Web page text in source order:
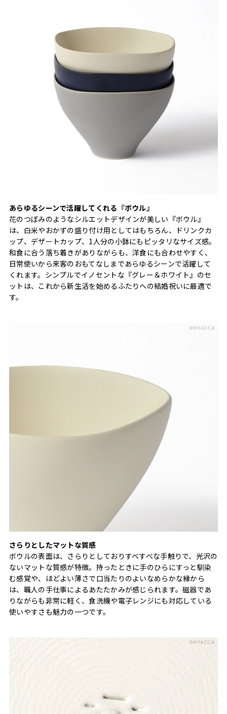
あらゆるシーンで活躍してくれる『ボウル』
花のつぼみのようなシルエットデザインが美しい『ボウル』
は、白米やおかずの盛り付け用としてはもちろん、ドリンクカ
ップ、デザートカップ、1人分の小鉢にもピッタリなサイズ感。
和食に合う落ち着きがありながらも、洋食にも合わせやすく、
日常使いから来客のおもてなしまであらゆるシーンで活躍して
くれます。シンプルでイノセントな『グレー＆ホワイト』のセ
ットは、これから新生活を始めるふたりへの結婚祝いに最適で
す。
さらりとしたマットな質感
ボウルの表面は、さらりとしておりすべすべな手触りで、光沢の
ないマットな質感が特徴。持ったときに手のひらにすっと馴染
む感覚や、ほどよい薄さで口当たりのよいなめらかな縁から
は、職人の手仕事によるあたたかみが感じられます。磁器であ
りながらも非常に軽く、食洗機や電子レンジにも対応している
使いやすさも魅力の一つです。